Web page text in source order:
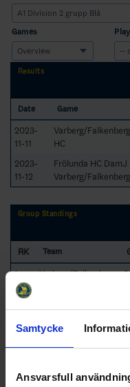
Samtycke
Ansvarsfull
Games
Results
Date Game
2023-
11-11
Varberg/
HC
2023-
11-12
Frölunda HC
Varberg/Falkenberg
Group Standings
RK Team
1
Varberg/Falkenberg 6
2
3
Hisingens IK 6
4
Stenungsund HF 6
6
Lerums BK 6